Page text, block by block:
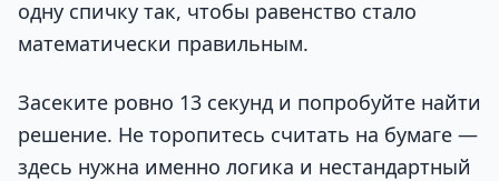
одну спичку так, чтобы равенство стало
математически правильным.
Засеките ровно 13 секунд и попробуйте найти
решение. Не торопитесь считать на бумаге —
здесь нужна именно логика и нестандартный